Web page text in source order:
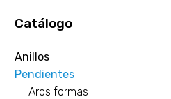
Catálogo
Anillos
Pendientes
Aros formas